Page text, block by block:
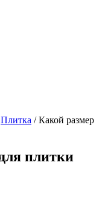
Плитка / Какой размер
плитки